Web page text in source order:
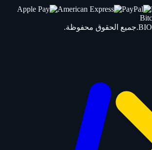
BIO.جميع الحقوق محفوظة.